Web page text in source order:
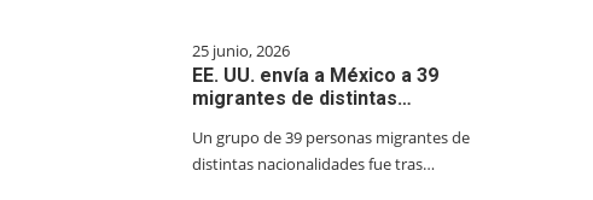
25 junio, 2026
EE. UU. envía a México a 39
migrantes de distintas…
Un grupo de 39 personas migrantes de
distintas nacionalidades fue tras…